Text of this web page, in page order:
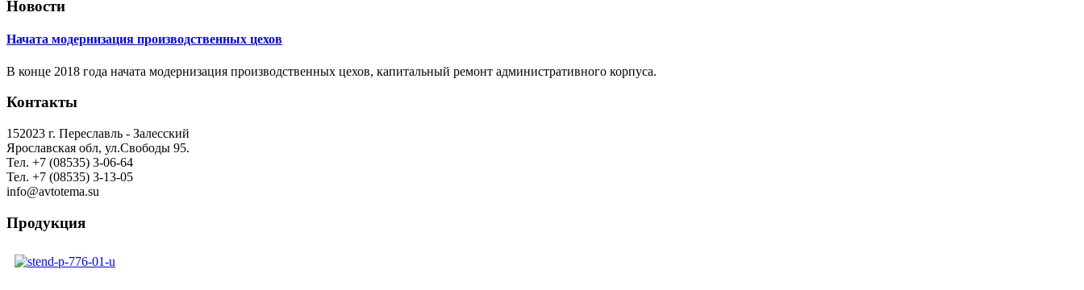
Новости
Начата модернизация производственных цехов
В конце 2018 года начата модернизация производственных цехов, капитальный ремонт административного корпуса.
Контакты
152023 г. Переславль - Залесский
Ярославская обл, ул.Свободы 95.
Тел. +7 (08535) 3-06-64
Тел. +7 (08535) 3-13-05
info@avtotema.su
Продукция